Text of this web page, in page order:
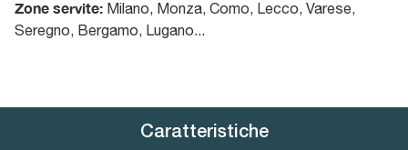
Zone servite: Milano, Monza, Como, Lecco, Varese,
Seregno, Bergamo, Lugano...
Caratteristiche